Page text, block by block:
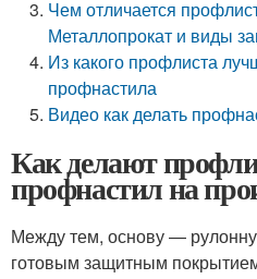
Чем отличается
Металлопрокат и виды
Из какого профлиста
профнастила
Видео как делать
Как делают
профнастил на
Между тем, основу —
готовым защитным